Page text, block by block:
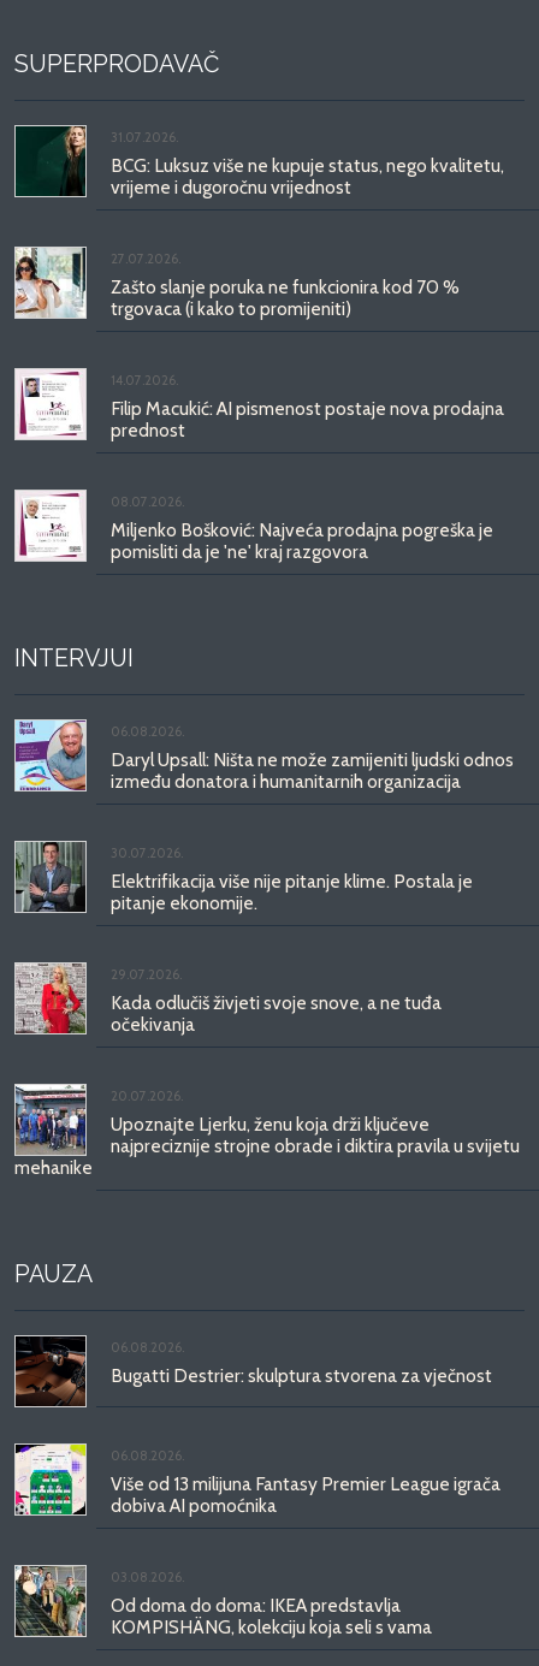
SUPERPRODAVAČ
31.07.2026.
BCG: Luksuz više ne kupuje status, nego kvalitetu,
vrijeme i dugoročnu vrijednost
27.07.2026.
Zašto slanje poruka ne funkcionira kod 70 %
trgovaca (i kako to promijeniti)
14.07.2026.
Filip Macukić: AI pismenost postaje nova prodajna
prednost
08.07.2026.
Miljenko Bošković: Najveća prodajna pogreška je
pomisliti da je 'ne' kraj razgovora
INTERVJUI
06.08.2026.
Daryl Upsall: Ništa ne može zamijeniti ljudski odnos
između donatora i humanitarnih organizacija
30.07.2026.
Elektrifikacija više nije pitanje klime. Postala je
pitanje ekonomije.
29.07.2026.
Kada odlučiš živjeti svoje snove, a ne tuđa
očekivanja
20.07.2026.
Upoznajte Ljerku, ženu koja drži ključeve
najpreciznije strojne obrade i diktira pravila u svijetu
mehanike
PAUZA
06.08.2026.
Bugatti Destrier: skulptura stvorena za vječnost
06.08.2026.
Više od 13 milijuna Fantasy Premier League igrača
dobiva AI pomoćnika
03.08.2026.
Od doma do doma: IKEA predstavlja
KOMPISHÄNG, kolekciju koja seli s vama